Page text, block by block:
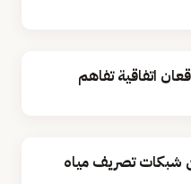
اتفاقية تفاهم
ألف متر من شبكات تصريف مياه